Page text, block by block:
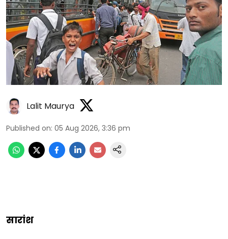
Lalit Maurya
Published on: 05 Aug 2026, 3:36 pm
सारांश